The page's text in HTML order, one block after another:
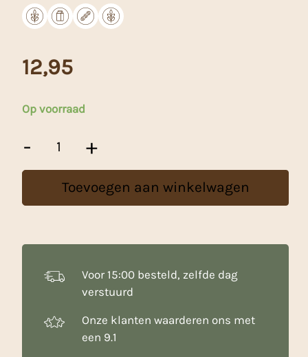
12,95
Op voorraad
-
Pakket
kruimel)
+
Toevoegen aan winkelwagen
Voor 15:00 besteld, zelfde dag
verstuurd
Onze klanten waarderen ons met
een 9.1